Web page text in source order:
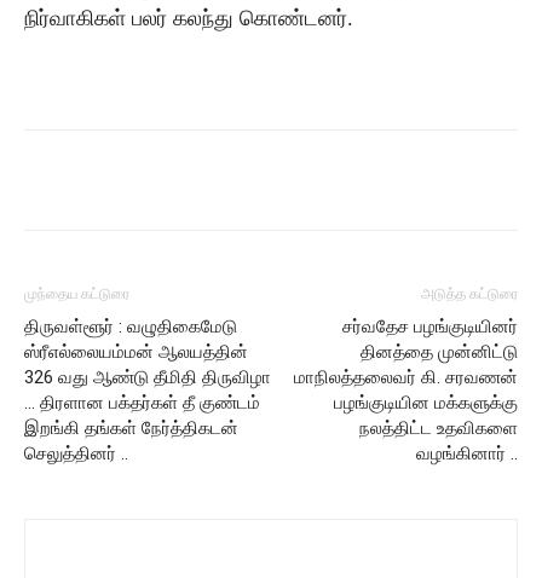
நிர்வாகிகள் பலர் கலந்து கொண்டனர்.
முந்தைய கட்டுரை
திருவள்ளூர் : வழுதிகைமேடு
ஸ்ரீஎல்லையம்மன் ஆலயத்தின்
326 வது ஆண்டு தீமிதி திருவிழா
… திரளான பக்தர்கள் தீ குண்டம்
இறங்கி தங்கள் நேர்த்திகடன்
செலுத்தினர் ..
அடுத்த கட்டுரை
சர்வதேச பழங்குடியினர்
தினத்தை முன்னிட்டு
மாநிலத்தலைவர் கி. சரவணன்
பழங்குடியின மக்களுக்கு
நலத்திட்ட உதவிகளை
வழங்கினார் ..